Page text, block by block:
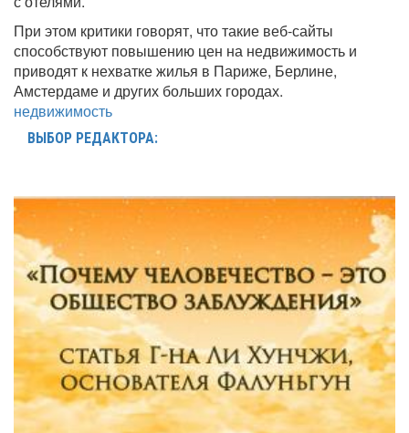
При этом критики говорят, что такие веб-сайты
способствуют повышению цен на недвижимость и
приводят к нехватке жилья в Париже, Берлине,
Амстердаме и других больших городах.
недвижимость
ВЫБОР РЕДАКТОРА: